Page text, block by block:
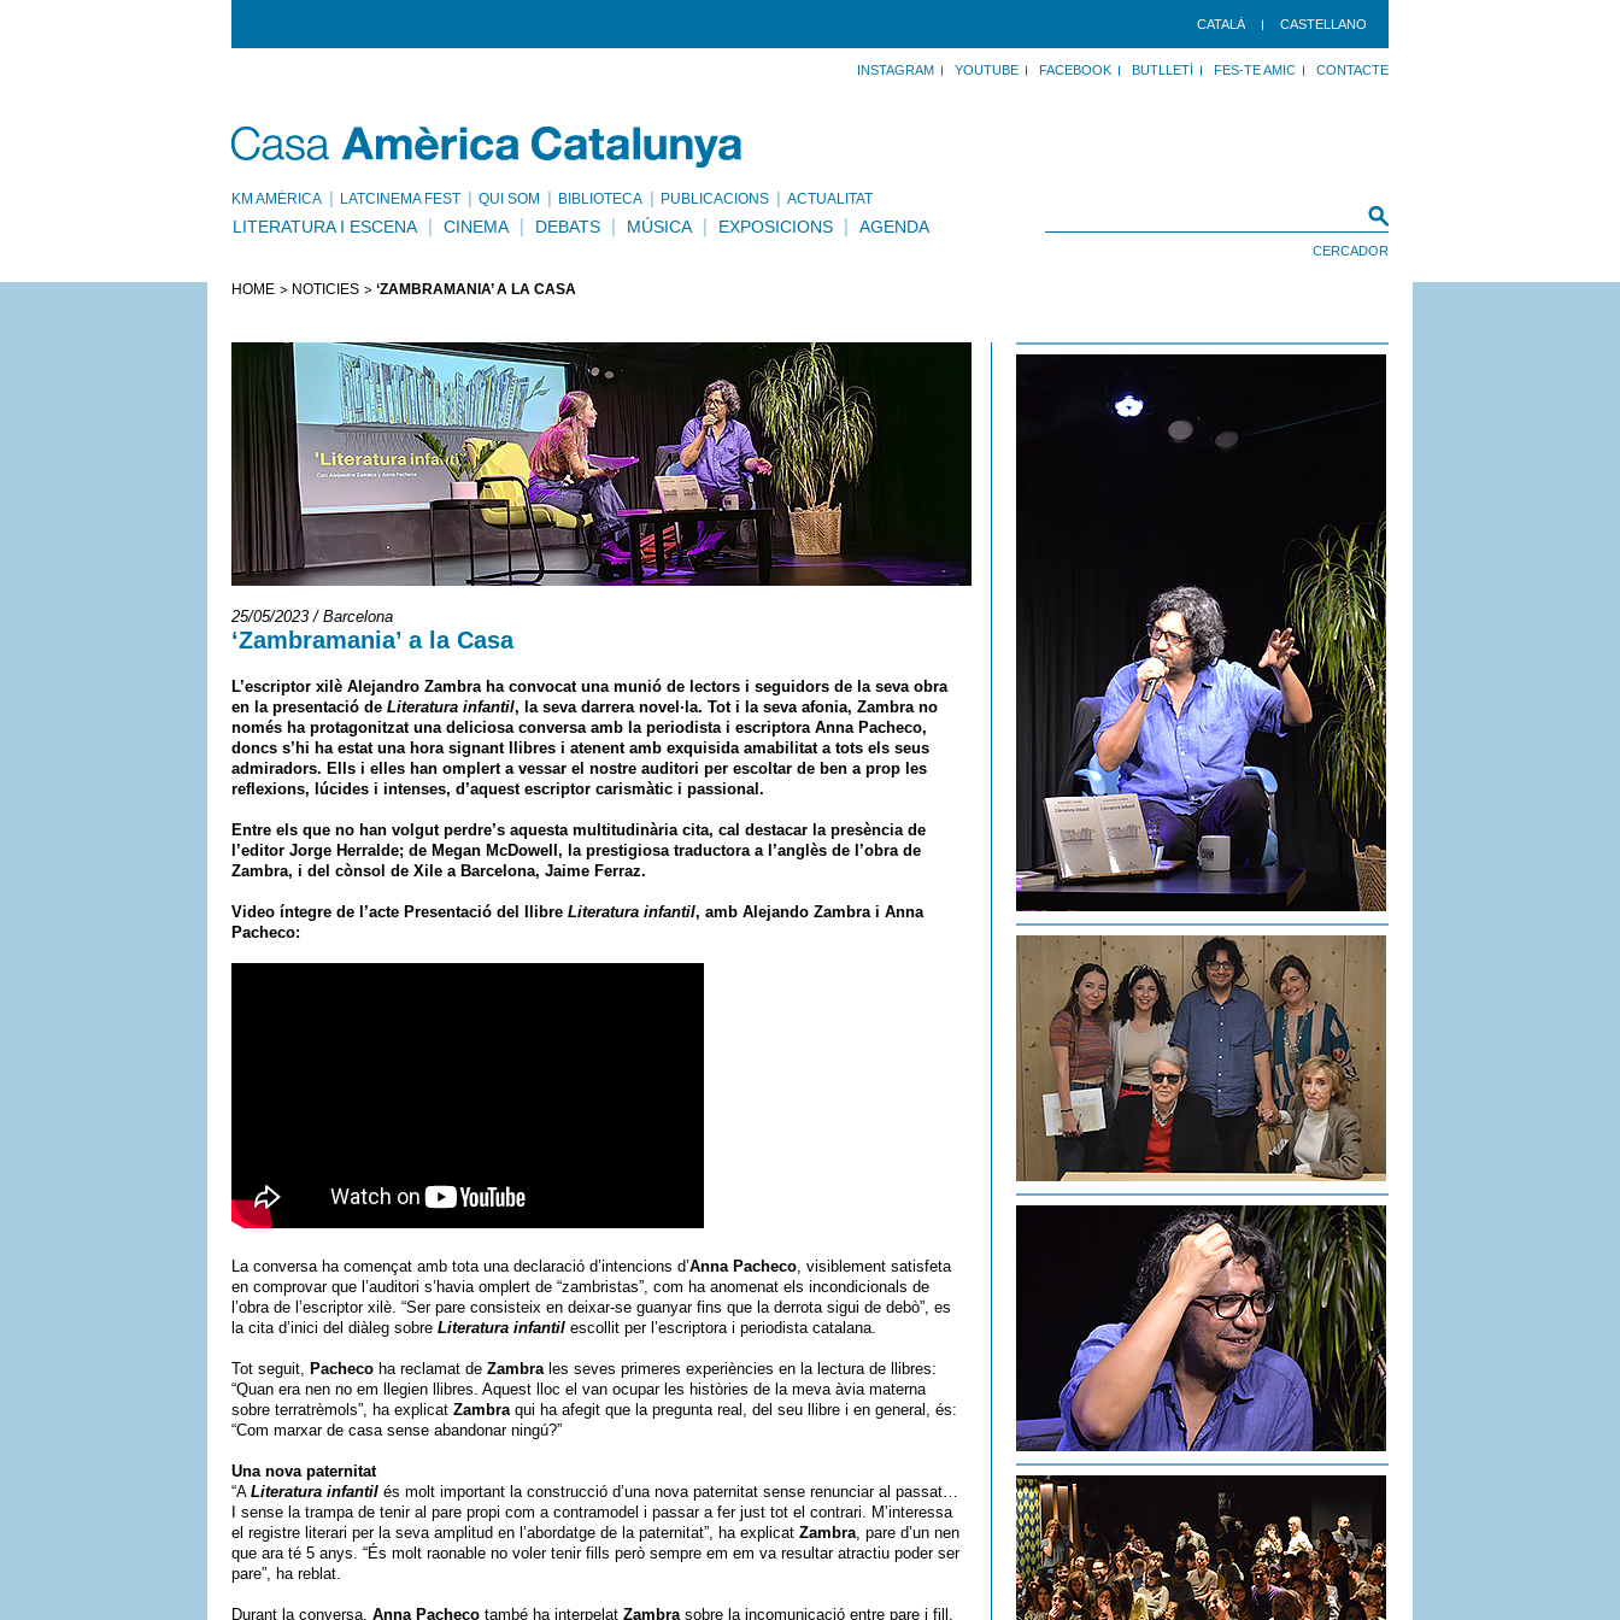
CATALÀ CASTELLANO
INSTAGRAM YOUTUBE FACEBOOK BUTLLETÍ FES-TE AMIC CONTACTE
KM AMÈRICA LATCINEMA FEST QUI SOM BIBLIOTECA PUBLICACIONS ACTUALITAT
LITERATURA I ESCENA CINEMA DEBATS MÚSICA EXPOSICIONS AGENDA
HOME NOTÍCIES ‘ZAMBRAMANIA’ A LA CASA
25/05/2023 / Barcelona
‘Zambramania’ a la Casa
L’escriptor xilè Alejandro Zambra ha convocat una munió de lectors i seguidors de la seva obra
en la presentació de Literatura infantil, la seva darrera novel·la. Tot i la seva afonia, Zambra no
només ha protagonitzat una deliciosa conversa amb la periodista i escriptora Anna Pacheco,
doncs s’hi ha estat una hora signant llibres i atenent amb exquisida amabilitat a tots els seus
admiradors. Ells i elles han omplert a vessar el nostre auditori per escoltar de ben a prop les
reflexions, lúcides i intenses, d’aquest escriptor carismàtic i passional.
Entre els que no han volgut perdre’s aquesta multitudinària cita, cal destacar la presència de
l’editor Jorge Herralde; de Megan McDowell, la prestigiosa traductora a l’anglès de l’obra de
Zambra, i del cònsol de Xile a Barcelona, Jaime Ferraz.
Video íntegre de l’acte Presentació del llibre Literatura infantil, amb Alejando Zambra i Anna
Pacheco:
La conversa ha començat amb tota una declaració d’intencions d’Anna Pacheco, visiblement satisfeta
en comprovar que l’auditori s’havia omplert de “zambristas”, com ha anomenat els incondicionals de
l’obra de l’escriptor xilè. “Ser pare consisteix en deixar-se guanyar fins que la derrota sigui de debò”, es
la cita d’inici del diàleg sobre Literatura infantil escollit per l’escriptora i periodista catalana.
Tot seguit, Pacheco ha reclamat de Zambrales seves primeres experiències en la lectura de llibres:
“Quan era nen no em llegien llibres. Aquest lloc el van ocupar les històries de la meva àvia materna
sobre terratrèmols”, ha explicat Zambraqui ha afegit que la pregunta real, del seu llibre i en general, és:
“Com marxar de casa sense abandonar ningú?”
Una nova paternitat
“A Literatura infantil és molt important la construcció d’una nova paternitat sense renunciar al passat…
I sense la trampa de tenir al pare propi com a contramodel i passar a fer just tot el contrari. M’interessa
el registre literari per la seva amplitud en l’abordatge de la paternitat”, ha explicat Zambra, pare d’un nen
que ara té 5 anys. “És molt raonable no voler tenir fills però sempre em em va resultar atractiu poder ser
pare”, ha reblat.
Durant la conversa, Anna Pacheco també ha interpelat Zambrasobre la incomunicació entre pare i fill.